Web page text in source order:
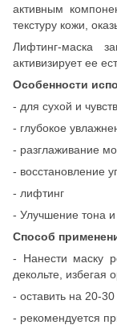
активным
текстуру кожи,
Лифтинг-маска
активизирует ее
Особенности
- для сухой и
- глубокое
- разглаживание
- восстановление
- лифтинг
- Улучшение тона и
Способ
- Нанести маску
декольте, избегая
- оставить на 20-
- рекомендуется